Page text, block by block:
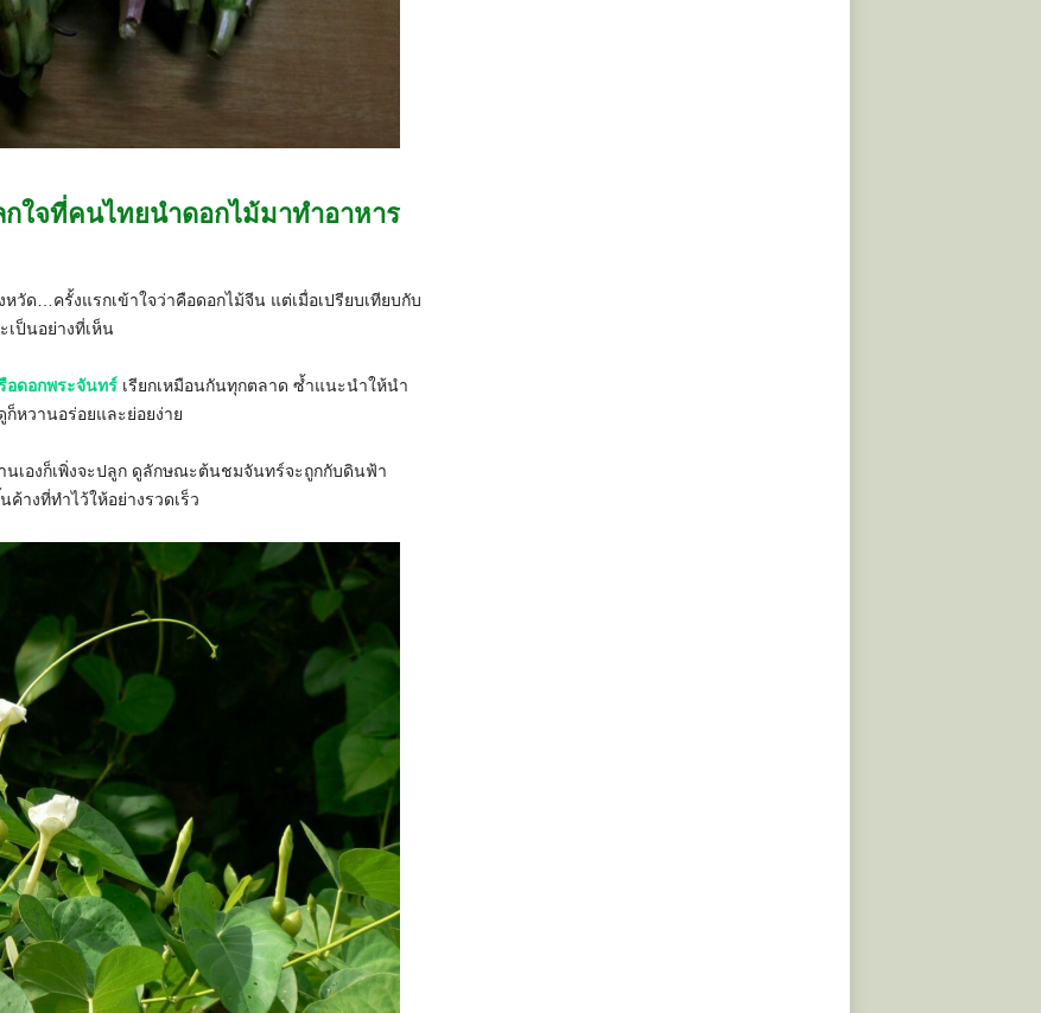
ใจที่คนไทยนำดอกไม้มาทำอาหาร
ด…ครั้งแรกเข้าใจว่าคือดอกไม้จีน แต่เมื่อเปรียบเทียบกับ
ป็นอย่างที่เห็น
ดอกพระจันทร์เรียกเหมือนกันทุกตลาด ซ้ำแนะนำให้นำ
หวานอร่อยและย่อยง่าย
เองก็เพิ่งจะปลูก ดูลักษณะต้นชมจันทร์จะถูกกับดินฟ้า
ค้างที่ทำไว้ให้อย่างรวดเร็ว